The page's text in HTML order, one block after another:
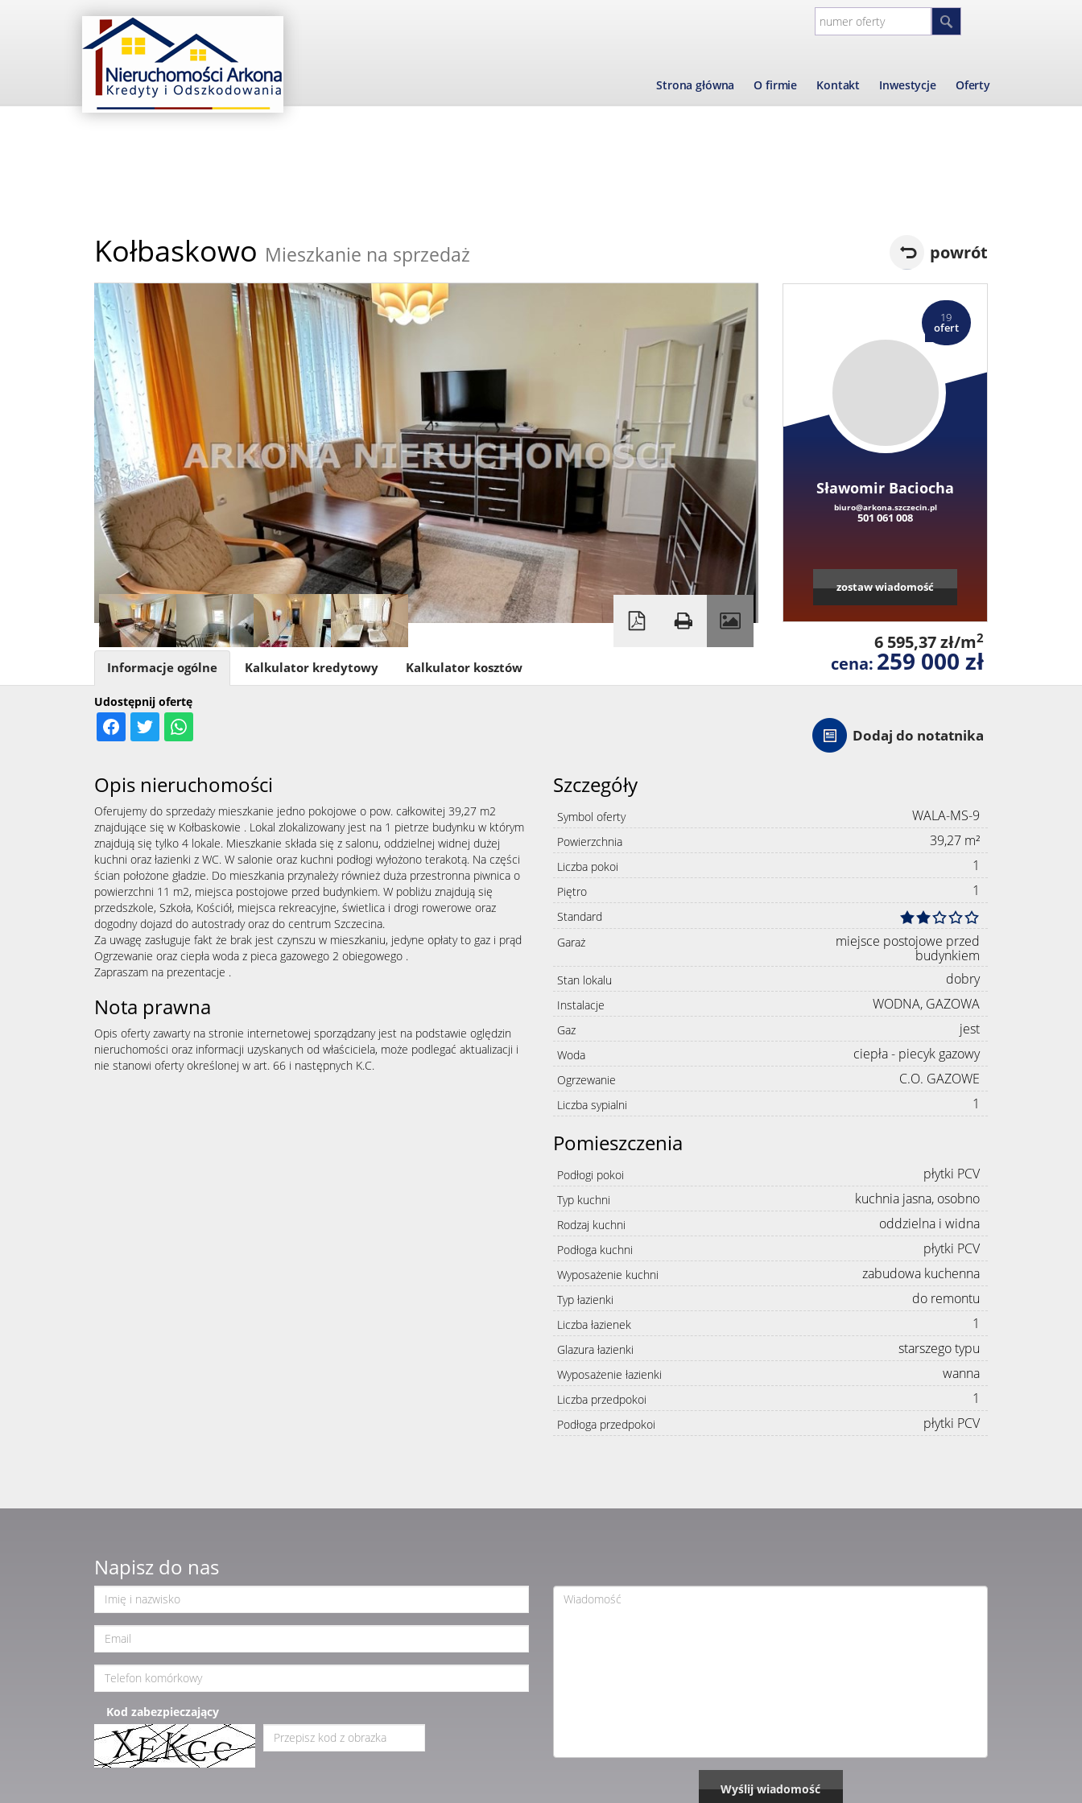
Strona główna O firmie Kontakt Inwestycje Oferty
Kołbaskowo Mieszkanie na sprzedaż powrót
19
ofert
Sławomir Baciocha
biuro@arkona.szczecin.pl
501 061 008
zostaw wiadomość
6 595,37 zł/m2
cena: 259 000 zł
Dodaj do notatnika
Udostępnij ofertę
Informacje ogólne Kalkulator kredytowy Kalkulator kosztów
Opis nieruchomości
Oferujemy do sprzedaży mieszkanie jedno pokojowe o pow. całkowitej 39,27 m2
znajdujące się w Kołbaskowie . Lokal zlokalizowany jest na 1 pietrze budynku w którym
znajdują się tylko 4 lokale. Mieszkanie składa się z salonu, oddzielnej widnej dużej
kuchni oraz łazienki z WC. W salonie oraz kuchni podłogi wyłożono terakotą. Na części
ścian położone gładzie. Do mieszkania przynależy również duża przestronna piwnica o
powierzchni 11 m2, miejsca postojowe przed budynkiem. W pobliżu znajdują się
przedszkole, Szkoła, Kościół, miejsca rekreacyjne, świetlica i drogi rowerowe oraz
dogodny dojazd do autostrady oraz do centrum Szczecina.
Za uwagę zasługuje fakt że brak jest czynszu w mieszkaniu, jedyne opłaty to gaz i prąd
Ogrzewanie oraz ciepła woda z pieca gazowego 2 obiegowego .
Zapraszam na prezentacje .
Nota prawna
Opis oferty zawarty na stronie internetowej sporządzany jest na podstawie oględzin
nieruchomości oraz informacji uzyskanych od właściciela, może podlegać aktualizacji i
nie stanowi oferty określonej w art. 66 i następnych K.C.
Szczegóły
Symbol oferty WALA-MS-9
Powierzchnia 39,27 m²
Liczba pokoi 1
Piętro 1
Standard
Garaż
miejsce postojowe przed
budynkiem
Stan lokalu dobry
Instalacje WODNA, GAZOWA
Gaz jest
Woda ciepła - piecyk gazowy
Ogrzewanie C.O. GAZOWE
Liczba sypialni 1
Pomieszczenia
Podłogi pokoi płytki PCV
Typ kuchni kuchnia jasna, osobno
Rodzaj kuchni oddzielna i widna
Podłoga kuchni płytki PCV
Wyposażenie kuchni zabudowa kuchenna
Typ łazienki do remontu
Liczba łazienek 1
Glazura łazienki starszego typu
Wyposażenie łazienki wanna
Liczba przedpokoi 1
Podłoga przedpokoi płytki PCV
Napisz do nas
Kod zabezpieczający